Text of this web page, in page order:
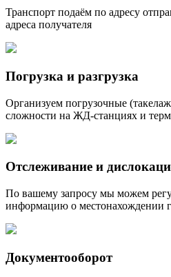
Транспорт подаём по адресу
адреса получателя
Погрузка и разгрузка
Организуем погрузочные
сложности на ЖД-станциях и
Отслеживание и
По вашему запросу мы можем
информацию о местонахождении
Документооборот